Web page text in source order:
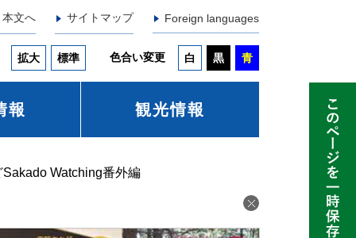
本文へ サイトマップ Foreign languages
拡大 標準 色合い変更 白 黒 青
報 観光情報
Watching番外編